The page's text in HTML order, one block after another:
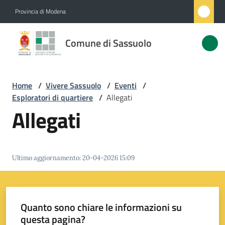
Provincia di Modena
Comune di Sassuolo
Comune
di
Servizi
Vivere
Sassuolo
Menu selezionato
Home / Vivere Sassuolo / Eventi /
Esploratori di quartiere / Allegati
Allegati
Ultimo aggiornamento:20-04-2026 15:09
Quanto sono chiare le informazioni su
questa pagina?